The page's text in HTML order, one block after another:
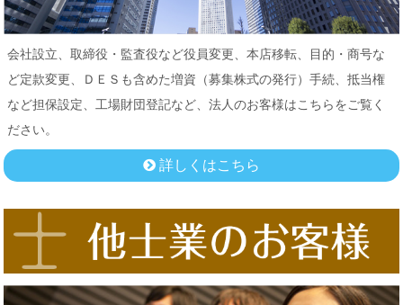
会社設立、取締役・監査役など役員変更、本店移転、目的・商号な
ど定款変更、ＤＥＳも含めた増資（募集株式の発行）手続、抵当権
など担保設定、工場財団登記など、法人のお客様はこちらをご覧く
ださい。
詳しくはこちら